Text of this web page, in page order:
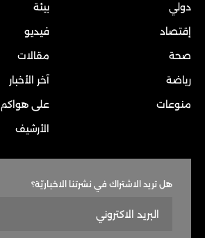
دولي
إقتصاد
صحة
رياضة
منوعات
بيئة
فيديو
مقالات
آخر الأخبار
على هواكم
الأرشيف
هل تريد الاشتراك في نشرتنا الاخباريّة؟